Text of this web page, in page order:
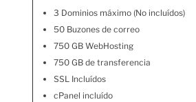
3 Dominios máximo (No incluídos)
50 Buzones de correo
750 GB WebHosting
750 GB de transferencia
SSL Incluídos
cPanel incluído